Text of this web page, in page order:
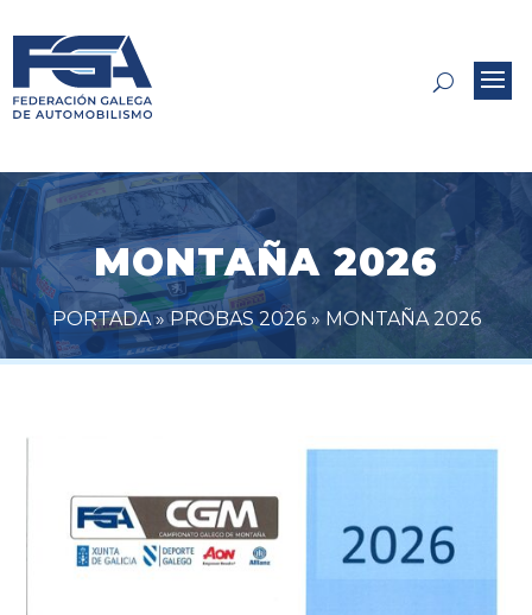
MONTAÑA 2026
PORTADA»PROBAS 2026» MONTAÑA 2026